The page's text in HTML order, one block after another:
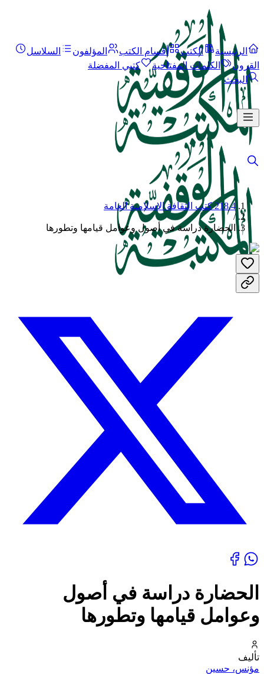
الرئيسية الكتب أقسام الكتب المؤلفون
السلاسل
القرون
الكلمات المفتاحية
كتبي المفضلة
البحث
218.4 كتب الثقافة الإسلامية العامة
/
الحضارة دراسة في أصول وعوامل قيامها وتطورها
الحضارة دراسة في أصول
وعوامل قيامها وتطورها
تأليف
مؤنس، حسين